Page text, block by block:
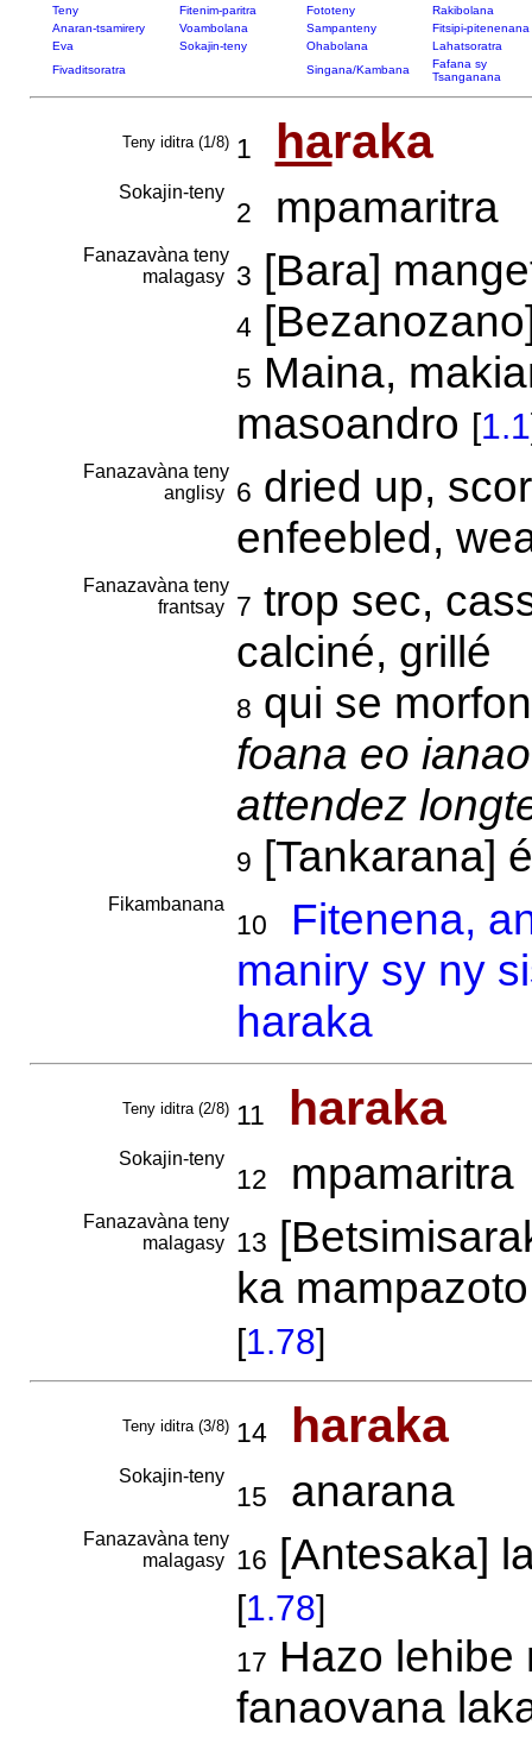
Teny Fitenim-paritra Fototeny
Rakibolana
Anaran-tsamirery
Voambolana Sampanteny
Fitsipi-pitenenana
Eva
Sokajin-teny Ohabolana
Lahatsoratra
Fivaditsoratra
Singana/Kambana
Fafana sy
Tsanganana
Teny iditra (1/8) 1 haraka
Sokajin-teny
2 mpamaritra
Fanazavàna teny
malagasy
3 [Bara]
4
5 Maina,
masoandro [1.1
Fanazavàna teny
anglisy
6 dried up,
enfeebled,
Fanazavàna teny
frantsay
7 trop sec,
calciné, grillé
8 qui se
foana eo
attendez
9 [Tankarana]
Fikambanana
10
Fitenena,
maniry sy ny
haraka
Teny iditra (2/8) 11 haraka
Sokajin-teny
12 mpamaritra
Fanazavàna teny
malagasy
13
ka
[1.78]
Teny iditra (3/8) 14 haraka
Sokajin-teny
15 anarana
Fanazavàna teny
malagasy
16 [Antesaka]
[1.78]
17 Hazo lehibe
fanaovana